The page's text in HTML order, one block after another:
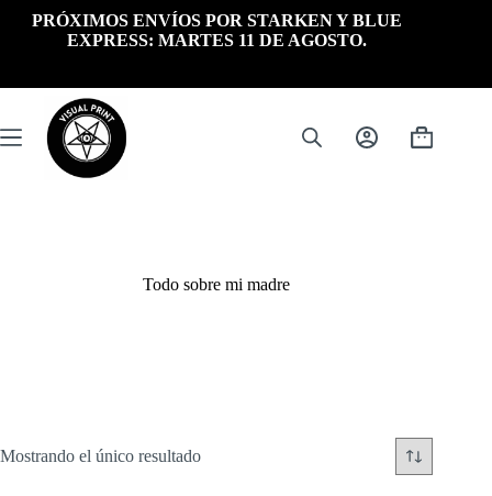
PRÓXIMOS ENVÍOS POR STARKEN Y BLUE
EXPRESS: MARTES 11 DE AGOSTO.
Carrito
Todo sobre mi madre
Mostrando el único resultado